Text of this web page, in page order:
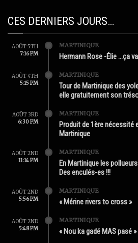
CES DERNIERS JOURS…
AOÛT 5TH
7:16 PM
MARTINIQUE
Hermann Rose -Élie …ça
AOÛT 4TH
5:15 PM
MARTINIQUE
Tour de Martinique des
elle gratuitement son
AOÛT 3RD
6:30 PM
MARTINIQUE
Produit de 1ère nécessité
Martinique
AOÛT 2ND
11:14 PM
MARTINIQUE
En Martinique les
Des enculés-es !!!
AOÛT 2ND
5:56 PM
MARTINIQUE
« Mérine rivers to cross »
AOÛT 2ND
5:48 PM
MARTINIQUE
« Nou ka gadé MAS pasé »